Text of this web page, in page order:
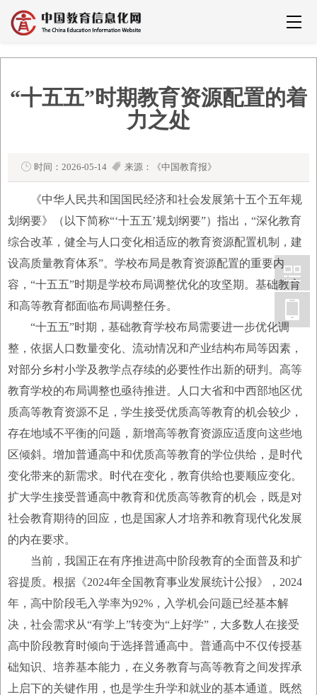
“十五五”时期教育资源配置的着
力之处
时间：2026-05-14 来源：《中国教育报》
《中华人民共和国国民经济和社会发展第十五个五年规
划纲要》（以下简称“‘十五五’规划纲要”）指出，“深化教育
综合改革，健全与人口变化相适应的教育资源配置机制，建
设高质量教育体系”。学校布局是教育资源配置的重要内
容，“十五五”时期是学校布局调整优化的攻坚期。基础教育
和高等教育都面临布局调整任务。
“十五五”时期，基础教育学校布局需要进一步优化调
整，依据人口数量变化、流动情况和产业结构布局等因素，
对部分乡村小学及教学点存续的必要性作出新的研判。高等
教育学校的布局调整也亟待推进。人口大省和中西部地区优
质高等教育资源不足，学生接受优质高等教育的机会较少，
存在地域不平衡的问题，新增高等教育资源应适度向这些地
区倾斜。增加普通高中和优质高等教育的学位供给，是时代
变化带来的新需求。时代在变化，教育供给也要顺应变化。
扩大学生接受普通高中教育和优质高等教育的机会，既是对
社会教育期待的回应，也是国家人才培养和教育现代化发展
的内在要求。
当前，我国正在有序推进高中阶段教育的全面普及和扩
容提质。根据《2024年全国教育事业发展统计公报》，2024
年，高中阶段毛入学率为92%，入学机会问题已经基本解
决，社会需求从“有学上”转变为“上好学”，大多数人在接受
高中阶段教育时倾向于选择普通高中。普通高中不仅传授基
础知识、培养基本能力，在义务教育与高等教育之间发挥承
上启下的关键作用，也是学生升学和就业的基本通道。既然